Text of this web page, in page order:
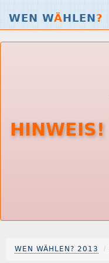
WEN WÄHLEN?
HINWEIS!
WEN WÄHLEN? 2013